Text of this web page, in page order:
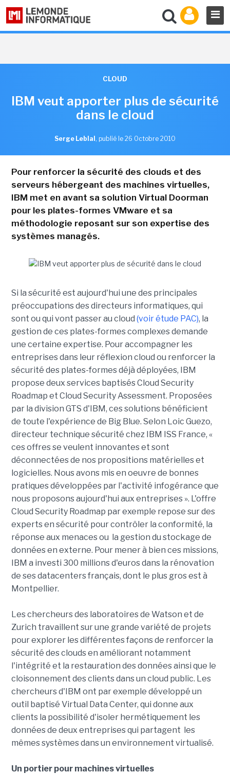
CLOUD
IBM veut apporter plus de sécurité
dans le cloud
Serge Leblal , publié le 26 Octobre 2010
Pour renforcer la sécurité des clouds et des
serveurs hébergeant des machines virtuelles,
IBM met en avant sa solution Virtual Doorman
pour les plates-formes VMware et sa
méthodologie reposant sur son expertise des
systèmes managés.
Si la sécurité est aujourd'hui une des principales
préoccupations des directeurs informatiques, qui
sont ou qui vont passer au cloud (voir étude PAC), la
gestion de ces plates-formes complexes demande
une certaine expertise. Pour accompagner les
entreprises dans leur réflexion cloud ou renforcer la
sécurité des plates-formes déjà déployées, IBM
propose deux services baptisés Cloud Security
Roadmap et Cloud Security Assessment. Proposées
par la division GTS d'IBM, ces solutions bénéficient
de toute l'expérience de Big Blue. Selon Loic Guezo,
directeur technique sécurité chez IBM ISS France, «
ces offres se veulent innovantes et sont
déconnectées de nos propositions matérielles et
logicielles. Nous avons mis en oeuvre de bonnes
pratiques développées par l'activité infogérance que
nous proposons aujourd'hui aux entreprises ». L'offre
Cloud Security Roadmap par exemple repose sur des
experts en sécurité pour contrôler la conformité, la
réponse aux menaces ou la gestion du stockage de
données en externe. Pour mener à bien ces missions,
IBM a investi 300 millions d'euros dans la rénovation
de ses datacenters français, dont le plus gros est à
Montpellier.
Les chercheurs des laboratoires de Watson et de
Zurich travaillent sur une grande variété de projets
pour explorer les différentes façons de renforcer la
sécurité des clouds en améliorant notamment
l'intégrité et la restauration des données ainsi que le
cloisonnement des clients dans un cloud public. Les
chercheurs d'IBM ont par exemple développé un
outil baptisé Virtual Data Center, qui donne aux
clients la possibilité d'isoler hermétiquement les
données de deux entreprises qui partagent les
mêmes systèmes dans un environnement virtualisé.
Un portier pour machines virtuelles